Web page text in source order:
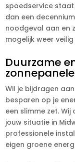
spoedservice
dan een
noodgeval aan en
mogelijk weer
Duurzame
Wil je bijdragen
besparen op je
een slimme zet.
jouw situatie in
professionele
eigen groene